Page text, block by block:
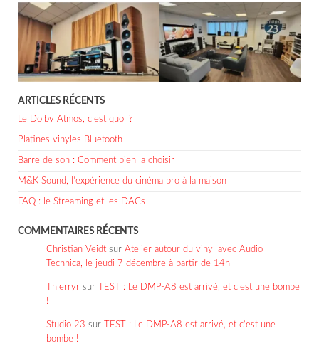
ARTICLES RÉCENTS
Le Dolby Atmos, c’est quoi ?
Platines vinyles Bluetooth
Barre de son : Comment bien la choisir
M&K Sound, l’expérience du cinéma pro à la maison
FAQ : le Streaming et les DACs
COMMENTAIRES RÉCENTS
Christian Veidt sur Atelier autour du vinyl avec Audio
Technica, le jeudi 7 décembre à partir de 14h
Thierryr sur
TEST : Le DMP-A8 est arrivé, et c’est une bombe
!
Studio 23 sur
TEST : Le DMP-A8 est arrivé, et c’est une
bombe !